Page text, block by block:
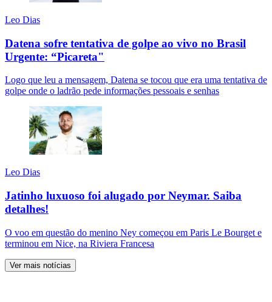
Leo Dias
Datena sofre tentativa de golpe ao vivo no Brasil
Urgente: “Picareta"
Logo que leu a mensagem, Datena se tocou que era uma tentativa de
golpe onde o ladrão pede informações pessoais e senhas
Leo Dias
Jatinho luxuoso foi alugado por Neymar. Saiba
detalhes!
O voo em questão do menino Ney começou em Paris Le Bourget e
terminou em Nice, na Riviera Francesa
Ver mais notícias